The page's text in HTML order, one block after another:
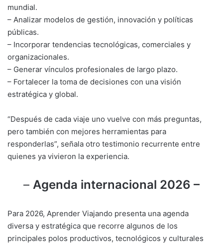
mundial.
– Analizar modelos de gestión, innovación y políticas
públicas.
– Incorporar tendencias tecnológicas, comerciales y
organizacionales.
– Generar vínculos profesionales de largo plazo.
– Fortalecer la toma de decisiones con una visión
estratégica y global.
“Después de cada viaje uno vuelve con más preguntas,
pero también con mejores herramientas para
responderlas”, señala otro testimonio recurrente entre
quienes ya vivieron la experiencia.
– Agenda internacional 2026 –
Para 2026, Aprender Viajando presenta una agenda
diversa y estratégica que recorre algunos de los
principales polos productivos, tecnológicos y culturales